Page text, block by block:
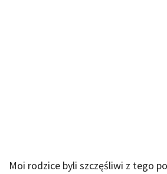
Moi rodzice byli szczęśliwi z tego